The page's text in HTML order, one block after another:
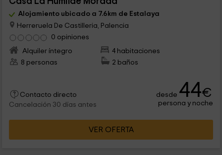
Alojamiento ubicado a 7.6km de Estalaya
Herreruela De Castilleria, Palencia
0 opiniones
Alquiler íntegro
4 habitaciones
8 personas
2 baños
Contacto directo
Cancelación 30 días antes
desde 44€
persona y noche
VER OFERTA